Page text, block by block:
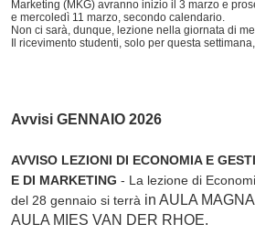
Marketing (MKG) avranno inizio il 3 marzo e
e mercoledì 11 marzo, secondo calendario.
Non ci sarà, dunque, lezione nella giornata di
Il ricevimento studenti, solo per questa
Avvisi GENNAIO 2026
AVVISO LEZIONI DI ECONOMIA E
E DI MARKETING - La lezione di
del 28 gennaio si terrà in AULA
AULA MIES VAN DER RHOE.